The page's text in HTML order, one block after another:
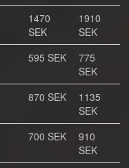
1470
SEK
1910
SEK
595 SEK
775
SEK
870 SEK
1135
SEK
700 SEK
910
SEK